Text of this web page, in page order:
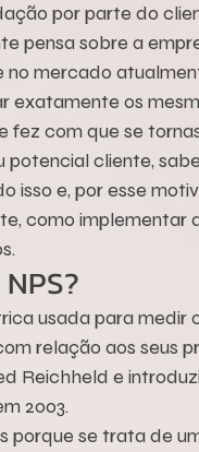
por parte do
pensa sobre a
mercado
exatamente os
fez com que se
potencial cliente,
isso e, por esse
como implementar
usada para
relação aos seus
Reichheld e
2003.
porque se trata de